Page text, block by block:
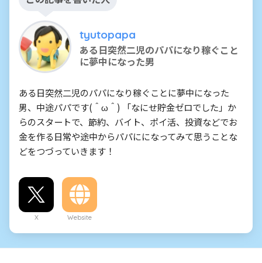
tyutopapa
ある日突然二児のパパになり稼ぐこと
に夢中になった男
ある日突然二児のパパになり稼ぐことに夢中になった
男、中途パパです(＾ω＾) 「なにせ貯金ゼロでした」か
らのスタートで、節約、バイト、ポイ活、投資などでお
金を作る日常や途中からパパにになってみて思うことな
どをつづっていきます！
X Website